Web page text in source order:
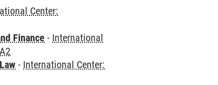
Center:
Finance - International
- International Center: